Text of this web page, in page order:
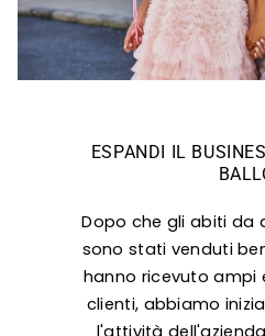
ESPANDI IL
Dopo che gli abiti da
sono stati venduti
hanno ricevuto ampi
clienti, abbiamo
l'attività